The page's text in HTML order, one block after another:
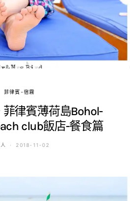
菲律賓-宿霧
律賓薄荷島Bohol-
club飯店-餐食篇
2018-11-02